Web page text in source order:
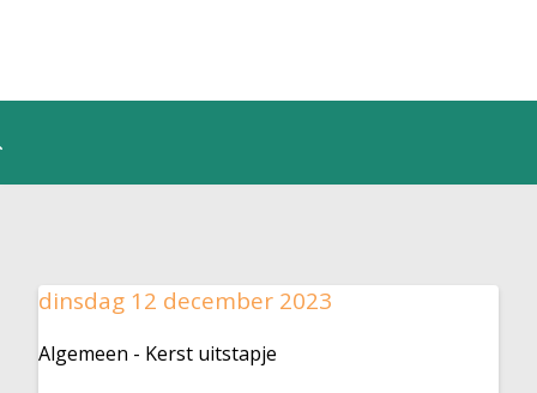
dinsdag 12 december 2023
Algemeen - Kerst uitstapje